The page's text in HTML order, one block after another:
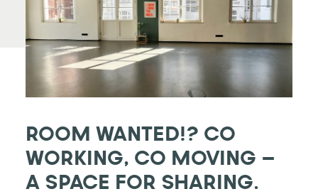
KONTAKT
ROOM WANTED!? CO
WORKING, CO MOVING –
A SPACE FOR SHARING.